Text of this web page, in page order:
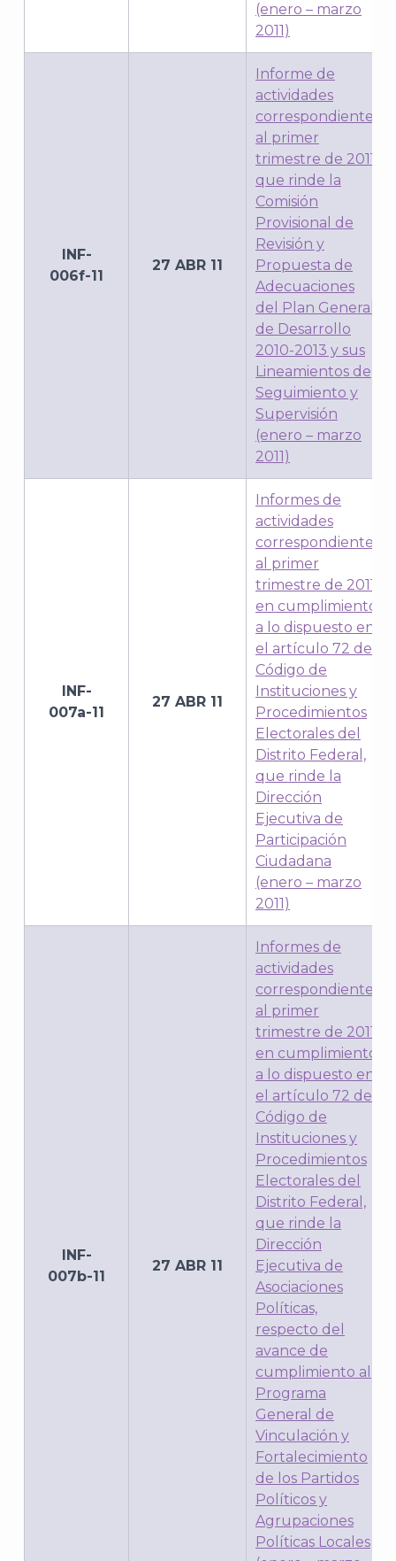
(enero – marzo
2011)
INF-
006f-11
27 ABR 11
Informe de
actividades
correspondientes
al primer
trimestre de 2011,
que rinde la
Comisión
Provisional de
Revisión y
Propuesta de
Adecuaciones
del Plan General
de Desarrollo
2010-2013 y sus
Lineamientos de
Seguimiento y
Supervisión
(enero – marzo
2011)
INF-
007a-11
27 ABR 11
Informes de
actividades
correspondientes
al primer
trimestre de 2011,
en cumplimiento
a lo dispuesto en
el artículo 72 del
Código de
Instituciones y
Procedimientos
Electorales del
Distrito Federal,
que rinde la
Dirección
Ejecutiva de
Participación
Ciudadana
(enero – marzo
2011)
INF-
007b-11
27 ABR 11
Informes de
actividades
correspondientes
al primer
trimestre de 2011,
en cumplimiento
a lo dispuesto en
el artículo 72 del
Código de
Instituciones y
Procedimientos
Electorales del
Distrito Federal,
que rinde la
Dirección
Ejecutiva de
Asociaciones
Políticas,
respecto del
avance de
cumplimiento al
Programa
General de
Vinculación y
Fortalecimiento
de los Partidos
Políticos y
Agrupaciones
Políticas Locales